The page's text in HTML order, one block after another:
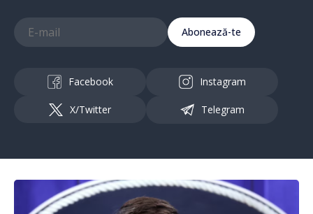
Abonează-te
Facebook Instagram
X/Twitter Telegram